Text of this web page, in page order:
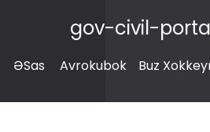
gov-civil-
ƏSas Avrokubok Buz Xokkeyı